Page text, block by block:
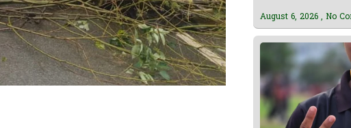
August 6, 2026 No